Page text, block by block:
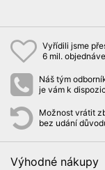
Vyřídili jsme
6 mil.
Náš tým
je vám k
Možnost vrátit
bez udání
Výhodné nákupy